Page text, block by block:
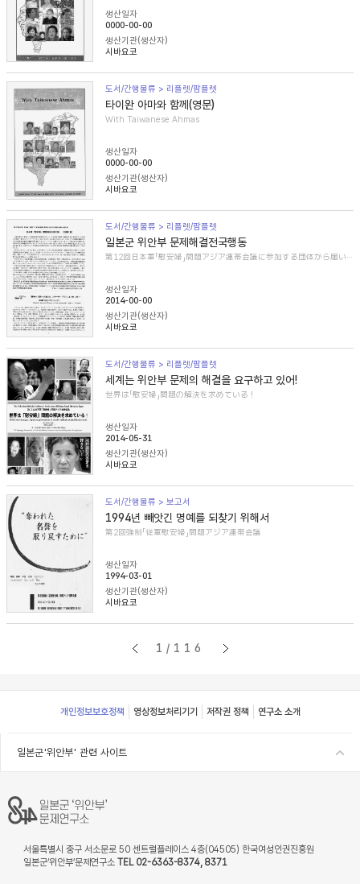
생산일자
0000-00-00
생산기관(생산자)
시바요코
도서/간행물류 > 리플렛/팜플렛
타이완 아마와 함께(영문)
With Taiwanese Ahmas
생산일자
0000-00-00
생산기관(생산자)
시바요코
도서/간행물류 > 리플렛/팜플렛
일본군 위안부 문제해결전국행동
第12回日本軍「慰安婦」問題アジア連帯会議に参加する団体から届いた紹介文
생산일자
2014-00-00
생산기관(생산자)
시바요코
도서/간행물류 > 리플렛/팜플렛
세계는 위안부 문제의 해결을 요구하고 있어!
世界は「慰安婦」問題の解決を求めている！
생산일자
2014-05-31
생산기관(생산자)
시바요코
도서/간행물류 > 보고서
1994년 빼앗긴 명예를 되찾기 위해서
第2回強制「従軍慰安婦」問題アジア連帯会議
생산일자
1994-03-01
생산기관(생산자)
시바요코
1/116
Footer
개인정보보호정책 영상정보처리기기 저작권 정책 연구소 소개
일본군'위안부' 관련 사이트
서울특별시 중구 서소문로 50 센트럴플레이스 4층(04505) 한국여성인권진흥원
일본군‘위안부’문제연구소 TEL 02-6363-8374, 8371